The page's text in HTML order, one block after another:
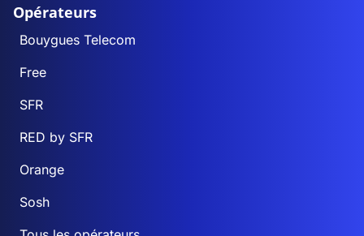
Opérateurs
Bouygues Telecom
Free
SFR
RED by SFR
Orange
Sosh